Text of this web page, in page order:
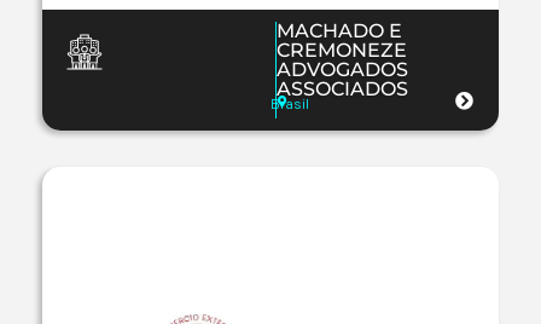
MACHADO E
CREMONEZE
ADVOGADOS
ASSOCIADOS
Brasil